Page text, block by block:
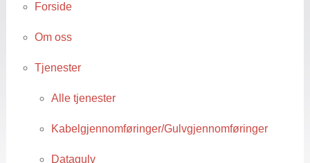
Forside
Om oss
Tjenester
Alle tjenester
Kabelgjennomføringer/Gulvgjennomføringer
Datagulv